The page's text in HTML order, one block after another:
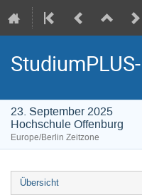
23. September 2025
Hochschule Offenburg
Europe/Berlin Zeitzone
Übersicht